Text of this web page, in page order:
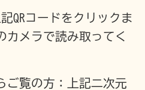
QRコードをクリックま
カメラで読み取ってく
覧の方：上記二次元